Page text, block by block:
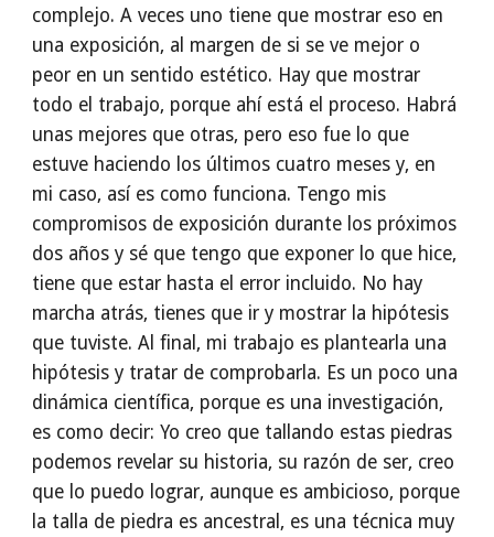
complejo. A veces uno tiene que mostrar eso en
una exposición, al margen de si se ve mejor o
peor en un sentido estético. Hay que mostrar
todo el trabajo, porque ahí está el proceso. Habrá
unas mejores que otras, pero eso fue lo que
estuve haciendo los últimos cuatro meses y, en
mi caso, así es como funciona. Tengo mis
compromisos de exposición durante los próximos
dos años y sé que tengo que exponer lo que hice,
tiene que estar hasta el error incluido. No hay
marcha atrás, tienes que ir y mostrar la hipótesis
que tuviste. Al final, mi trabajo es plantearla una
hipótesis y tratar de comprobarla. Es un poco una
dinámica científica, porque es una investigación,
es como decir: Yo creo que tallando estas piedras
podemos revelar su historia, su razón de ser, creo
que lo puedo lograr, aunque es ambicioso, porque
la talla de piedra es ancestral, es una técnica muy